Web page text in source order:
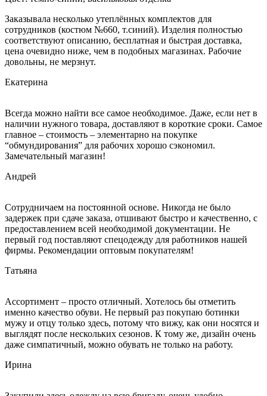
Заказывала несколько утеплённых комплектов для
сотрудников (костюм №660, т.синий). Изделия полностью
соответствуют описанию, бесплатная и быстрая доставка,
цена очевидно ниже, чем в подобных магазинах. Рабочие
довольны, не мерзнут.
Екатерина
Всегда можно найти все самое необходимое. Даже, если нет в
наличии нужного товара, доставляют в короткие сроки. Самое
главное – стоимость – элементарно на покупке
“обмундирования” для рабочих хорошо сэкономил.
Замечательный магазин!
Андрей
Сотрудничаем на постоянной основе. Никогда не было
задержек при сдаче заказа, отшивают быстро и качественно, с
предоставлением всей необходимой документации. Не
первый год поставляют спецодежду для работников нашей
фирмы. Рекомендации оптовым покупателям!
Татьяна
Ассортимент – просто отличный. Хотелось бы отметить
именно качество обуви. Не первый раз покупаю ботинки
мужу и отцу только здесь, потому что вижу, как они носятся и
выглядят после нескольких сезонов. К тому же, дизайн очень
даже симпатичный, можно обувать не только на работу.
Ирина